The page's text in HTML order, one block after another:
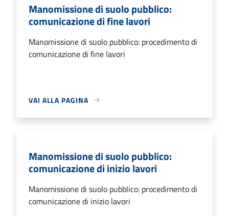
Manomissione di suolo pubblico:
comunicazione di fine lavori
Manomissione di suolo pubblico: procedimento di
comunicazione di fine lavori
VAI ALLA PAGINA
Manomissione di suolo pubblico:
comunicazione di inizio lavori
Manomissione di suolo pubblico: procedimento di
comunicazione di inizio lavori